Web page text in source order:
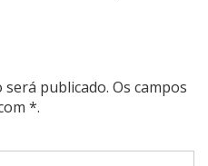
publicado. Os campos
*.